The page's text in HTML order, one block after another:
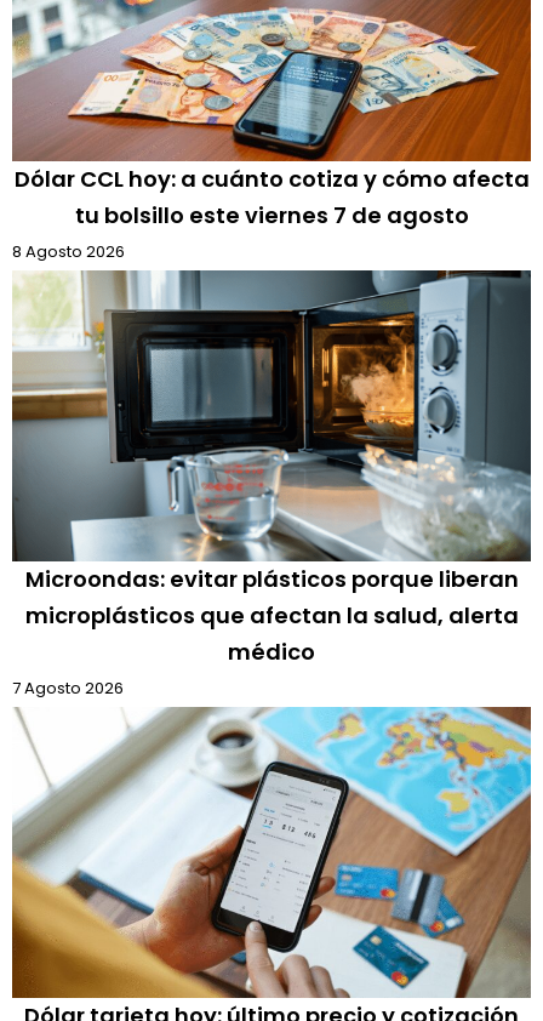
Dólar CCL hoy: a cuánto cotiza y cómo afecta
tu bolsillo este viernes 7 de agosto
8 Agosto 2026
Microondas: evitar plásticos porque liberan
microplásticos que afectan la salud, alerta
médico
7 Agosto 2026